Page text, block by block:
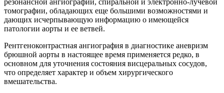
томографии, обладающих еще большими возможностями и
дающих исчерпывающую информацию о имеющейся
патологии аорты и ее ветвей.
Рентгеноконтрастная ангиография в диагностике аневризм
брюшной аорты в настоящее время применяется редко, в
основном для уточнения состояния висцеральных сосудов,
что определяет характер и объем хирургического
вмешательства.